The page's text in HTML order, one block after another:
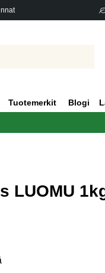
Tuotemerkit Blogi
LUOMU